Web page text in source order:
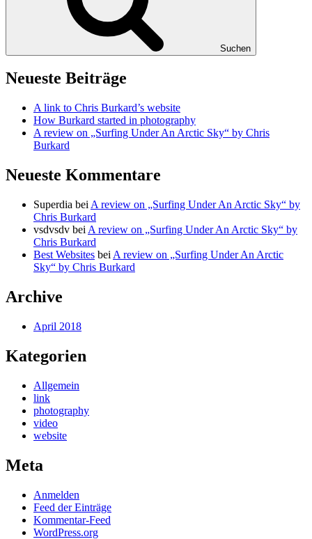
Suchen
Neueste Beiträge
A link to Chris Burkard’s website
How Burkard started in photography
A review on „Surfing Under An Arctic Sky“ by Chris
Burkard
Neueste Kommentare
Superdia bei A review on „Surfing Under An Arctic Sky“ by
Chris Burkard
vsdvsdv bei A review on „Surfing Under An Arctic Sky“ by
Chris Burkard
Best Websites bei A review on „Surfing Under An Arctic
Sky“ by Chris Burkard
Archive
April 2018
Kategorien
Allgemein
link
photography
video
website
Meta
Anmelden
Feed der Einträge
Kommentar-Feed
WordPress.org